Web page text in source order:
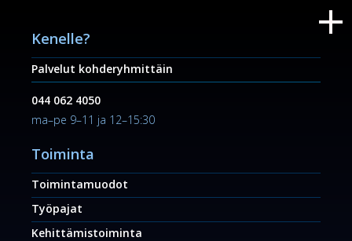
Kenelle?
Palvelut kohderyhmittäin
044 062 4050
ma–pe 9–11 ja 12–15:30
Toiminta
Toimintamuodot
Työpajat
Kehittämistoiminta